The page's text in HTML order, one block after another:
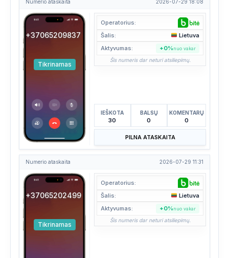
Numerio ataskaita 2026-07-29 18:08
+37065209837
Tikrinamas
Operatorius:
Šalis:
Lietuva
Aktyvumas:
+0%nuo vakar
Šis numeris dar neturi atsiliepimų.
IEŠKOTA
30
BALSŲ
0
KOMENTARŲ
0
PILNA ATASKAITA
Numerio ataskaita 2026-07-29 11:31
+37065202499
Tikrinamas
Operatorius:
Šalis:
Lietuva
Aktyvumas:
+0%nuo vakar
Šis numeris dar neturi atsiliepimų.